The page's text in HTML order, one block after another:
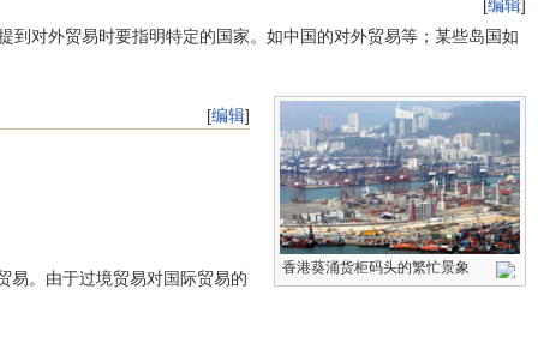
[编辑]
到对外贸易时要指明特定的国家。如中国的对外贸易等；某些岛国如
香港葵涌货柜码头的繁忙景象
[编辑]
易。由于过境贸易对国际贸易的